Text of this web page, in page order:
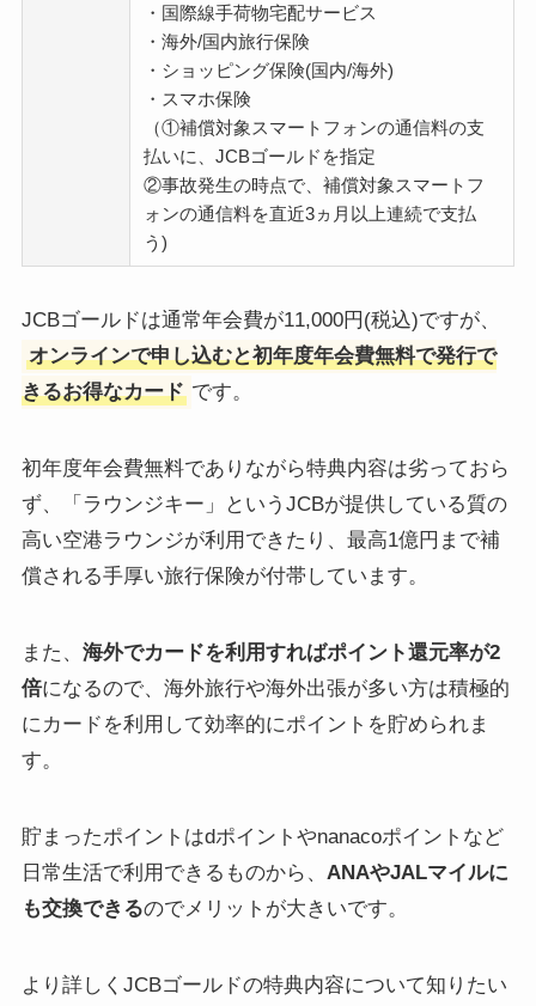
・国際線手荷物宅配サービス
・海外/国内旅行保険
・ショッピング保険(国内/海外)
・スマホ保険
（①補償対象スマートフォンの通信料の支
払いに、JCBゴールドを指定
②事故発生の時点で、補償対象スマートフ
ォンの通信料を直近3ヵ月以上連続で支払
う)
JCBゴールドは通常年会費が11,000円(税込)ですが、
オンラインで申し込むと初年度年会費無料で発行で
きるお得なカード です。
初年度年会費無料でありながら特典内容は劣っておら
ず、「ラウンジキー」というJCBが提供している質の
高い空港ラウンジが利用できたり、最高1億円まで補
償される手厚い旅行保険が付帯しています。
また、 海外でカードを利用すればポイント還元率が2
倍になるので、海外旅行や海外出張が多い方は積極的
にカードを利用して効率的にポイントを貯められま
す。
貯まったポイントはdポイントやnanacoポイントなど
日常生活で利用できるものから、 ANAやJALマイルに
も交換できるのでメリットが大きいです。
より詳しくJCBゴールドの特典内容について知りたい